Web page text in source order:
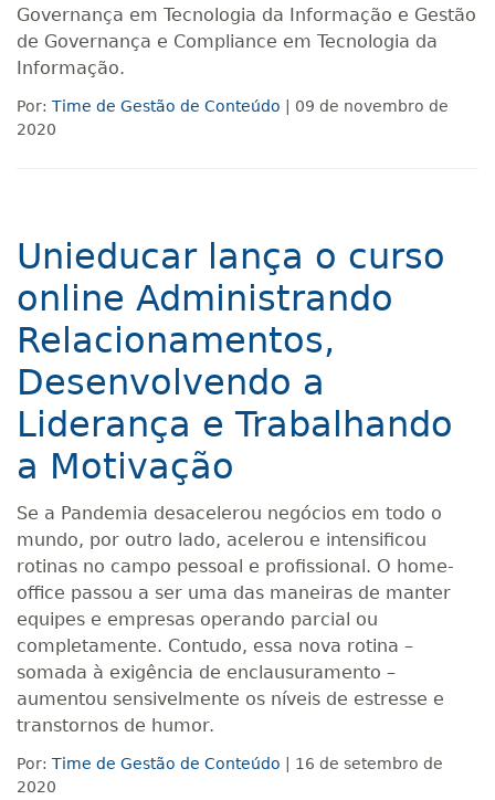
Governança em Tecnologia da Informação e Gestão
de Governança e Compliance em Tecnologia da
Informação.
Por: Time de Gestão de Conteúdo | 09 de novembro de
2020
Unieducar lança o curso
online Administrando
Relacionamentos,
Desenvolvendo a
Liderança e Trabalhando
a Motivação
Se a Pandemia desacelerou negócios em todo o
mundo, por outro lado, acelerou e intensificou
rotinas no campo pessoal e profissional. O home-
office passou a ser uma das maneiras de manter
equipes e empresas operando parcial ou
completamente. Contudo, essa nova rotina –
somada à exigência de enclausuramento –
aumentou sensivelmente os níveis de estresse e
transtornos de humor.
Por: Time de Gestão de Conteúdo | 16 de setembro de
2020